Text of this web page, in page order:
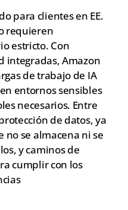
para clientes en EE.
requieren
estricto. Con
integradas, Amazon
de trabajo de IA
entornos sensibles
necesarios. Entre
de datos, ya
se almacena ni se
y caminos de
cumplir con los